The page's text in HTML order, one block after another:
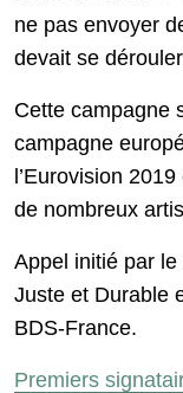
ne pas envoyer
devait se
Cette campagne
campagne
l’Eurovision
de nombreux
Appel initié par
Juste et Durable
BDS-France.
Premiers